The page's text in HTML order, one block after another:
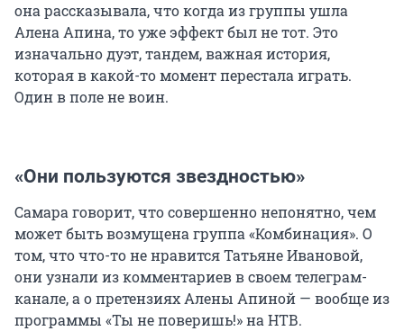
она рассказывала, что когда из группы ушла
Алена Апина, то уже эффект был не тот. Это
изначально дуэт, тандем, важная история,
которая в какой-то момент перестала играть.
Один в поле не воин.
«Они пользуются звездностью»
Самара говорит, что совершенно непонятно, чем
может быть возмущена группа «Комбинация». О
том, что что-то не нравится Татьяне Ивановой,
они узнали из комментариев в своем телеграм-
канале, а о претензиях Алены Апиной — вообще из
программы «Ты не поверишь!» на НТВ.